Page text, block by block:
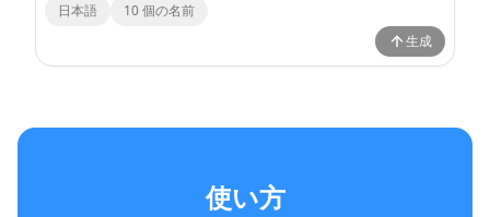
日本語
10個の名前
生成
使い方